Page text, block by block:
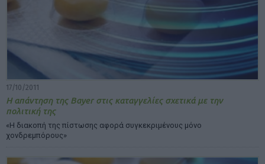
17/10/2011
Η απάντηση της Bayer στις καταγγελίες σχετικά με την
πολιτική της
«Η διακοπή της πίστωσης αφορά συγκεκριμένους μόνο
χονδρεμπόρους»